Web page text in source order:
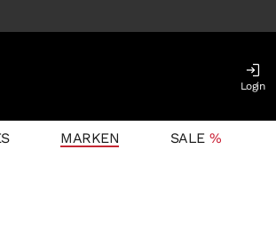
Login
MARKEN SALE